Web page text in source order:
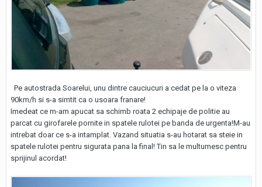
Pe autostrada Soarelui, unu dintre cauciucuri a cedat pe la o viteza
90km/h si s-a simtit ca o usoara franare!
Imedeat ce m-am apucat sa schimb roata 2 echipaje de politie au
parcat cu girofarele pornite in spatele rulotei pe banda de urgenta!M-au
intrebat doar ce s-a intamplat. Vazand situatia s-au hotarat sa steie in
spatele rulotei pentru sigurata pana la final! Tin sa le multumesc pentru
sprijinul acordat!